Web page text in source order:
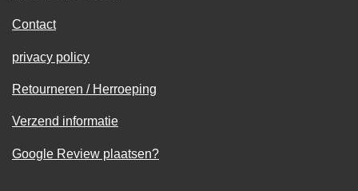
Contact
privacy policy
Retourneren / Herroeping
Verzend informatie
Google Review plaatsen?